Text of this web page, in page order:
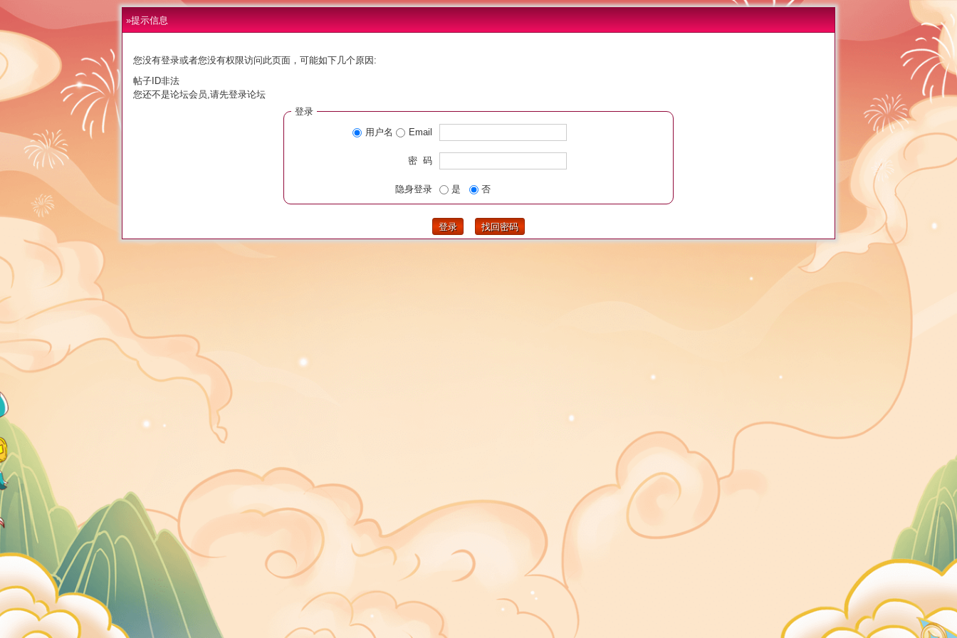
»提示信息
您没有登录或者您没有权限访问此页面，可能如下几个原因:
帖子ID非法
您还不是论坛会员,请先登录论坛
登录
用户名
Email
密 码
隐身登录 是 否